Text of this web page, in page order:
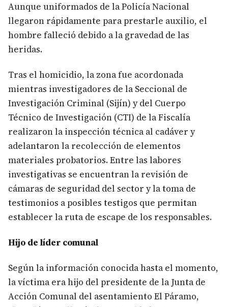
Aunque uniformados de la Policía Nacional
llegaron rápidamente para prestarle auxilio, el
hombre falleció debido a la gravedad de las
heridas.
Tras el homicidio, la zona fue acordonada
mientras investigadores de la Seccional de
Investigación Criminal (Sijín) y del Cuerpo
Técnico de Investigación (CTI) de la Fiscalía
realizaron la inspección técnica al cadáver y
adelantaron la recolección de elementos
materiales probatorios. Entre las labores
investigativas se encuentran la revisión de
cámaras de seguridad del sector y la toma de
testimonios a posibles testigos que permitan
establecer la ruta de escape de los responsables.
Hijo de líder comunal
Según la información conocida hasta el momento,
la víctima era hijo del presidente de la Junta de
Acción Comunal del asentamiento El Páramo,